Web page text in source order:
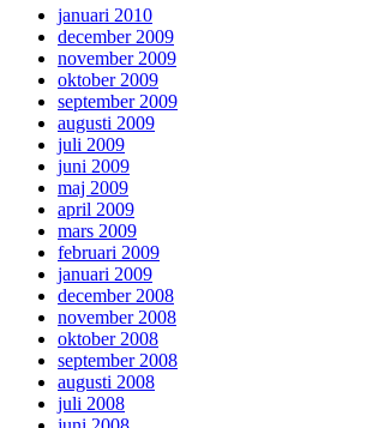
januari 2010
december 2009
november 2009
oktober 2009
september 2009
augusti 2009
juli 2009
juni 2009
maj 2009
april 2009
mars 2009
februari 2009
januari 2009
december 2008
november 2008
oktober 2008
september 2008
augusti 2008
juli 2008